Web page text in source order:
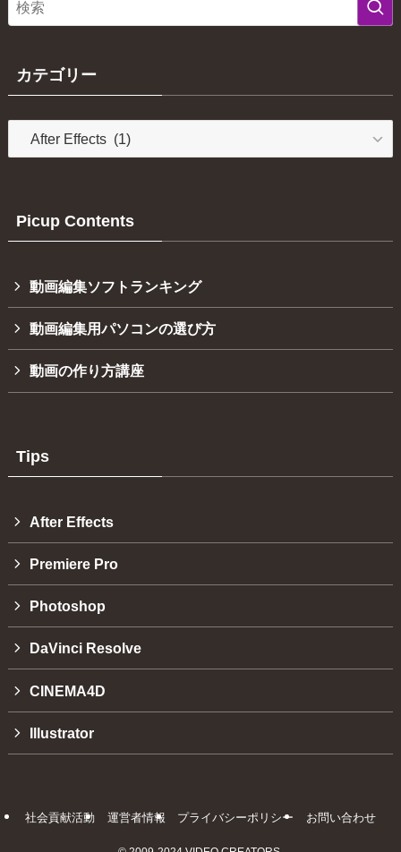
カテゴリー
テ
ーPicup Contents
動画編集ソフトランキング
動画編集用パソコンの選び方
動画の作り方講座
Tips
After Effects
Premiere Pro
Photoshop
DaVinci Resolve
CINEMA4D
Illustrator
社会貢献活動 運営者情報 プライバシーポリシー お問い合わせ